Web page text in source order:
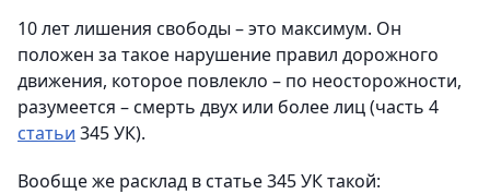
10 лет лишения свободы – это максимум. Он
положен за такое нарушение правил дорожного
движения, которое повлекло – по неосторожности,
разумеется – смерть двух или более лиц (часть 4
статьи 345 УК).
Вообще же расклад в статье 345 УК такой: